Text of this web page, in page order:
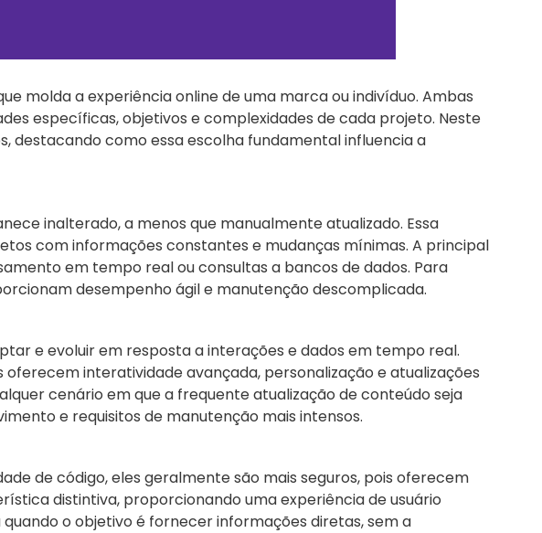
molda a experiência online de uma marca ou indivíduo. Ambas
específicas, objetivos e complexidades de cada projeto. Neste
destacando como essa escolha fundamental influencia a
inalterado, a menos que manualmente atualizado. Essa
com informações constantes e mudanças mínimas. A principal
em tempo real ou consultas a bancos de dados. Para
desempenho ágil e manutenção descomplicada.
e evoluir em resposta a interações e dados em tempo real.
interatividade avançada, personalização e atualizações
cenário em que a frequente atualização de conteúdo seja
e requisitos de manutenção mais intensos.
de código, eles geralmente são mais seguros, pois oferecem
distintiva, proporcionando uma experiência de usuário
o objetivo é fornecer informações diretas, sem a